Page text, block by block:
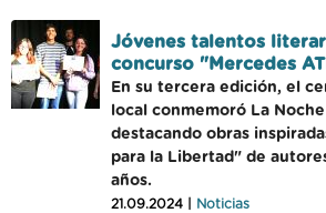
Jóvenes talentos
concurso "Mercedes
En su tercera edición, el
local conmemoró La
destacando obras
para la Libertad" de
años.
21.09.2024 | Noticias